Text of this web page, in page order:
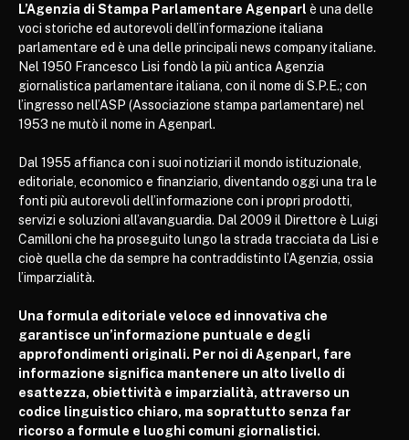
L’Agenzia di Stampa Parlamentare Agenparl è una delle
voci storiche ed autorevoli dell’informazione italiana
parlamentare ed è una delle principali news company italiane.
Nel 1950 Francesco Lisi fondò la più antica Agenzia
giornalistica parlamentare italiana, con il nome di S.P.E.; con
l’ingresso nell’ASP (Associazione stampa parlamentare) nel
1953 ne mutò il nome in Agenparl.
Dal 1955 affianca con i suoi notiziari il mondo istituzionale,
editoriale, economico e finanziario, diventando oggi una tra le
fonti più autorevoli dell’informazione con i propri prodotti,
servizi e soluzioni all’avanguardia. Dal 2009 il Direttore è Luigi
Camilloni che ha proseguito lungo la strada tracciata da Lisi e
cioè quella che da sempre ha contraddistinto l’Agenzia, ossia
l’imparzialità.
Una formula editoriale veloce ed innovativa che
garantisce un’informazione puntuale e degli
approfondimenti originali. Per noi di Agenparl, fare
informazione significa mantenere un alto livello di
esattezza, obiettività e imparzialità, attraverso un
codice linguistico chiaro, ma soprattutto senza far
ricorso a formule e luoghi comuni giornalistici.